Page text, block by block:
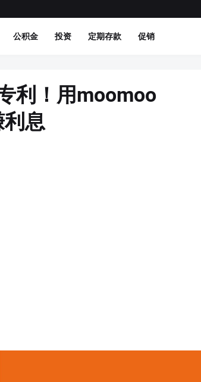
公积金 投资 定期存款 促销
利！用moomoo
息